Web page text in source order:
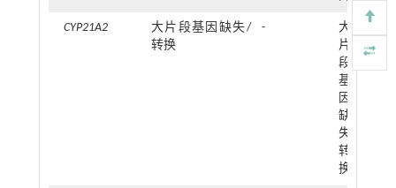
CYP21A2
大片段基因缺失/
转换
-
大
片
段
基
因
缺
失/
转
换